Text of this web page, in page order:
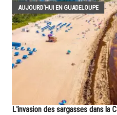
AUJOURD'HUI EN GUADELOUPE
L'invasion des sargasses dans la